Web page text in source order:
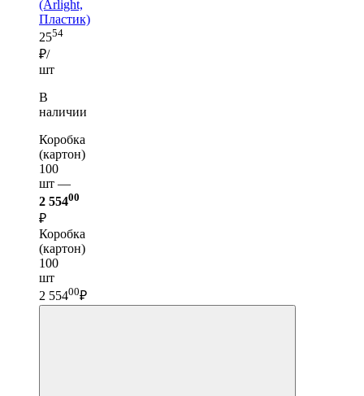
(Arlight,
Пластик)
2554
₽/
шт
В
наличии
Коробка
(картон)
100
шт —
2 55400
₽
Коробка
(картон)
100
шт
2 55400₽